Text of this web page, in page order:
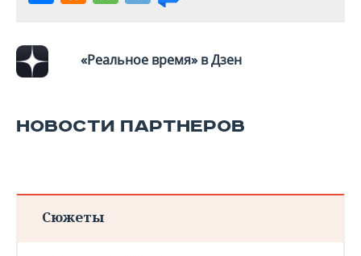
ВОДНЫЕ ВИДЫ СПОРТА
ОБРАЗОВАНИЕ«Реальное время» в Дзен
НОВОСТИ ПАРТНЕРОВ
Сюжеты